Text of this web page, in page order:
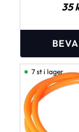
35
7 st i lager